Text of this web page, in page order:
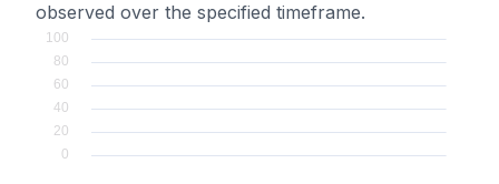
observed over the specified timeframe.